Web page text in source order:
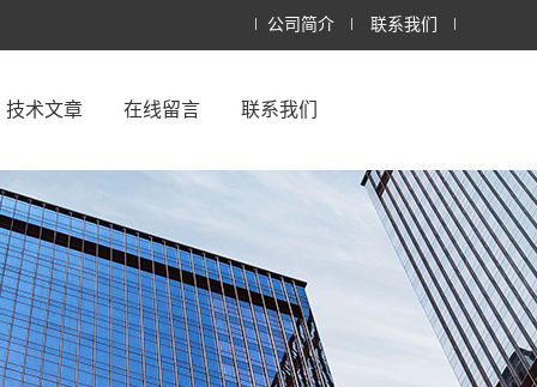
公司简介 联系我们
技术文章 在线留言 联系我们